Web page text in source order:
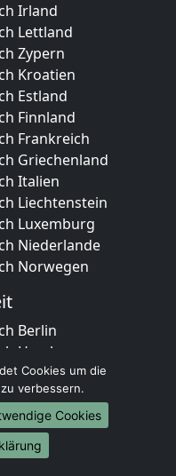
Irland
Lettland
Zypern
Kroatien
Estland
Finnland
Frankreich
Griechenland
Italien
Liechtenstein
Luxemburg
Niederlande
Norwegen
Berlin
Hamburg
München
Köln
Frankfurt am Main
Stuttgart
Düsseldorf
Cookies um die
verbessern.
Cookies